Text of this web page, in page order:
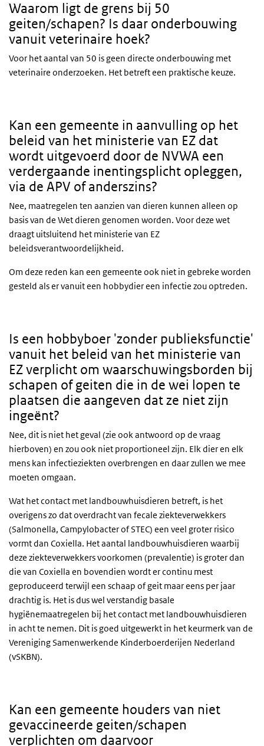
Waarom ligt de grens bij 50
geiten/schapen? Is daar onderbouwing
vanuit veterinaire hoek?
Voor het aantal van 50 is geen directe onderbouwing met
veterinaire onderzoeken. Het betreft een praktische keuze.
Kan een gemeente in aanvulling op het
beleid van het ministerie van EZ dat
wordt uitgevoerd door de NVWA een
verdergaande inentingsplicht opleggen,
via de APV of anderszins?
Nee, maatregelen ten aanzien van dieren kunnen alleen op
basis van de Wet dieren genomen worden. Voor deze wet
draagt uitsluitend het ministerie van EZ
beleidsverantwoordelijkheid.
Om deze reden kan een gemeente ook niet in gebreke worden
gesteld als er vanuit een hobbydier een infectie zou optreden.
Is een hobbyboer 'zonder publieksfunctie'
vanuit het beleid van het ministerie van
EZ verplicht om waarschuwingsborden bij
schapen of geiten die in de wei lopen te
plaatsen die aangeven dat ze niet zijn
ingeënt?
Nee, dit is niet het geval (zie ook antwoord op de vraag
hierboven) en zou ook niet proportioneel zijn. Elk dier en elk
mens kan infectieziekten overbrengen en daar zullen we mee
moeten omgaan.
Wat het contact met landbouwhuisdieren betreft, is het
overigens zo dat overdracht van fecale ziekteverwekkers
(Salmonella, Campylobacter ofSTEC) een veel groter risico
vormt dan Coxiella. Het aantal landbouwhuisdieren waarbij
deze ziekteverwekkers voorkomen (prevalentie) is groter dan
die van Coxiella en bovendien wordt er continu mest
geproduceerd terwijl een schaap of geit maar eens per jaar
drachtig is. Het is dus wel verstandig basale
hygiënemaatregelen bij het contact met landbouwhuisdieren
in acht te nemen. Dit is goed uitgewerkt in het keurmerk van de
Vereniging Samenwerkende Kinderboerderijen Nederland
(vSKBN).
Kan een gemeente houders van niet
gevaccineerde geiten/schapen
verplichten om daarvoor